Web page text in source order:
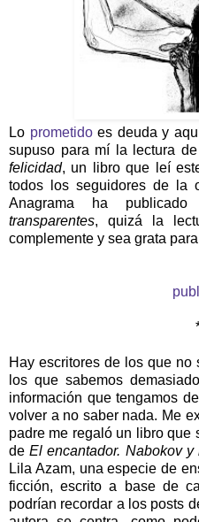
Lo prometidoes deuda y
supuso para mí la lectura de
felicidad, un libro que leí
todos los seguidores de la
Anagrama ha
transparentes, quizá la
complemente y sea grata
Hay escritores de los que no
los que sabemos
información que tengamos
volver a no saber nada. Me
padre me regaló un libro que
deEl encantador. Nabokov
Lila Azam, una especie de
ficción, escrito a base de
podrían recordar a los posts